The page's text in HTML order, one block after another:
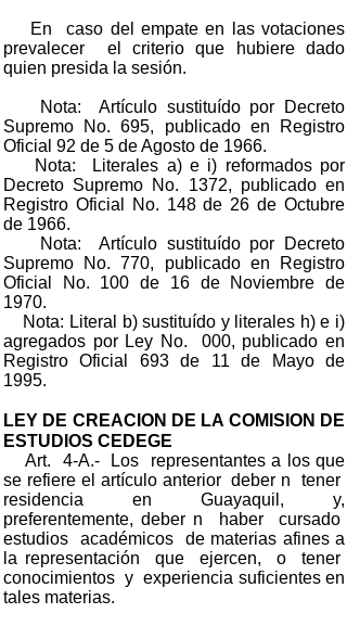
En caso del empate en las votaciones
prevalecer el criterio que hubiere dado
quien presida la sesión.
Nota: Artículo sustituído por Decreto
Supremo No. 695, publicado en Registro
Oficial 92 de 5 de Agosto de 1966.
Nota: Literales a) e i) reformados por
Decreto Supremo No. 1372, publicado en
Registro Oficial No. 148 de 26 de Octubre
de 1966.
Nota: Artículo sustituído por Decreto
Supremo No. 770, publicado en Registro
Oficial No. 100 de 16 de Noviembre de
1970.
Nota: Literal b) sustituído y literales h) e i)
agregados por Ley No. 000, publicado en
Registro Oficial 693 de 11 de Mayo de
1995.
LEY DE CREACION DE LA COMISION DE
ESTUDIOS CEDEGE
Art. 4-A.- Los representantes a los que
se refiere el artículo anterior deber n tener
residencia en Guayaquil, y,
preferentemente, deber n haber cursado
estudios académicos de materias afines a
la representación que ejercen, o tener
conocimientos y experiencia suficientes en
tales materias.